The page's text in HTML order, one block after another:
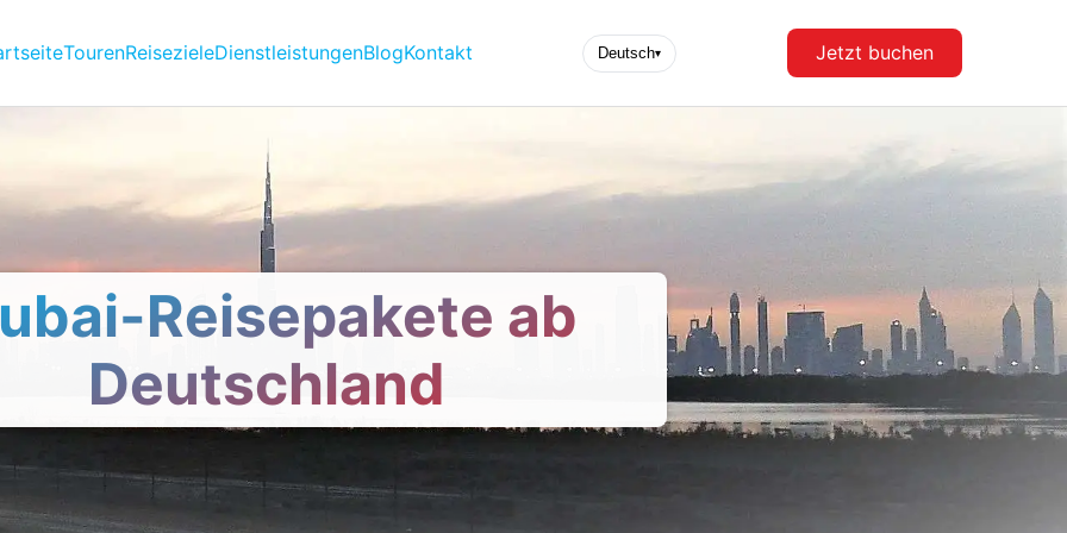
TourenReisezieleDienstleistungenBlogKontakt Deutsch▾ Jetzt buchen
Reisepakete ab
Deutschland